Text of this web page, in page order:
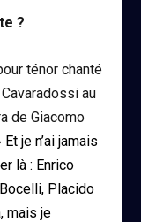
?
ténor chanté
au
de Giacomo
Et je n’ai jamais
là : Enrico
Placido
mais je